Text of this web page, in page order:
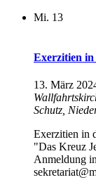
Mi. 13
Exerzitien in
13. März
Schutz,
Exerzitien in
"Das Kreuz
Anmeldung